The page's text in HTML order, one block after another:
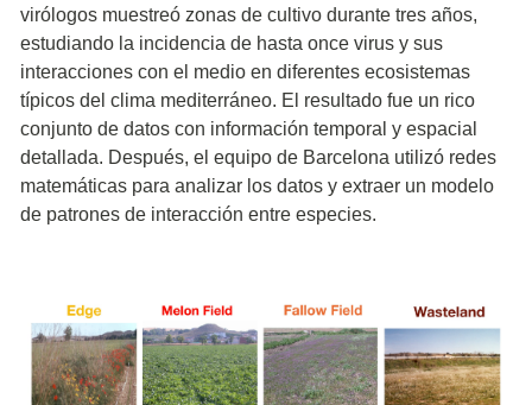
virólogos muestreó zonas de cultivo durante tres años,
estudiando la incidencia de hasta once virus y sus
interacciones con el medio en diferentes ecosistemas
típicos del clima mediterráneo. El resultado fue un rico
conjunto de datos con información temporal y espacial
detallada. Después, el equipo de Barcelona utilizó redes
matemáticas para analizar los datos y extraer un modelo
de patrones de interacción entre especies.